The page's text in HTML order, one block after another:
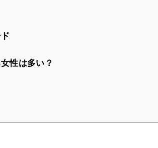
性は多い？